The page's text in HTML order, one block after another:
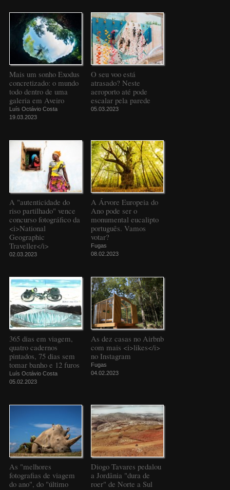
Mais um sonho Exodus
concretizado: o mundo
todo dentro de uma
galeria em Aveiro
Luís Octávio Costa
19.03.2023
O seu voo está
atrasado? Neste
aeroporto até pode
escalar pela parede
05.03.2023
A "autenticidade do
riso partilhado" vence
concurso fotográfico da
<i>National
Geographic
Traveller</i>
02.03.2023
A Árvore Europeia do
Ano pode ser o
monumental eucalipto
português. Vamos
votar?
Fugas
08.02.2023
365 dias em viagem,
quatro cadernos
pintados, 75 dias sem
tomar banho e 12 furos
Luís Octávio Costa
05.02.2023
As dez casas no Airbnb
com mais <i>likes</i>
no Instagram
Fugas
04.02.2023
As "melhores
fotografias de viagem
do ano", do "último
Diogo Tavares pedalou
a Jordânia "dura de
roer" de Norte a Sul